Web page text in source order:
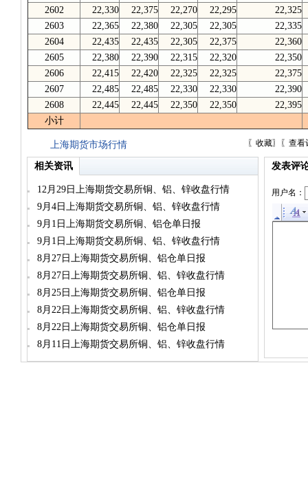
2602
22,330 22,375 22,270 22,295
22,325
2603
22,365 22,380 22,305 22,305
22,335
2604
22,435 22,435 22,305 22,375
22,360
2605
22,380 22,390 22,315 22,320
22,350
2606
22,415 22,420 22,325 22,325
22,375
2607
22,485 22,485 22,330 22,330
22,390
2608
22,445 22,445 22,350 22,350
22,395
小计
上海期货市场行情 〖 收藏〗〖 查看
相关资讯
12月29日上海期货交易所铜、铝、锌收盘行情
9月4日上海期货交易所铜、铝、锌收盘行情
9月1日上海期货交易所铜、铝仓单日报
9月1日上海期货交易所铜、铝、锌收盘行情
8月27日上海期货交易所铜、铝仓单日报
8月27日上海期货交易所铜、铝、锌收盘行情
8月25日上海期货交易所铜、铝仓单日报
8月22日上海期货交易所铜、铝、锌收盘行情
8月22日上海期货交易所铜、铝仓单日报
8月11日上海期货交易所铜、铝、锌收盘行情
发表评
用户名：